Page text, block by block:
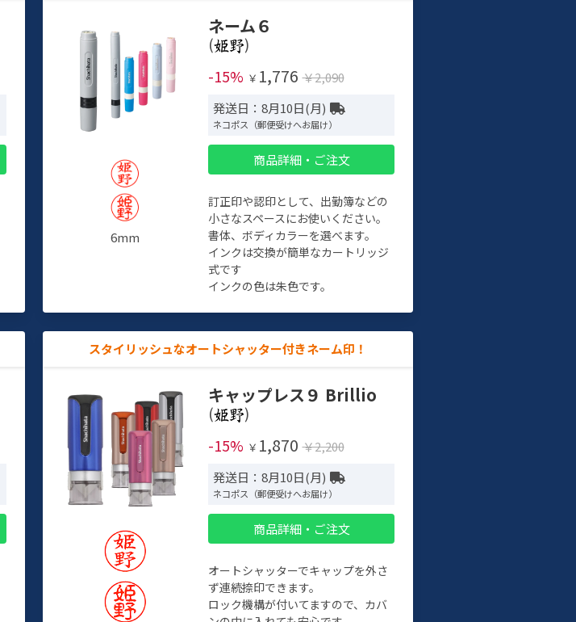
6mm
ネーム６
(
)
-15% ￥ 1,776 ￥2,090
発送日：8月10日(月)
ネコポス（郵便受けへお届け）
商品詳細・ご注文
訂正印や認印として、出勤簿などの
小さなスペースにお使いください。
書体、ボディカラーを選べます。
インクは交換が簡単なカートリッジ
式です
インクの色は朱色です。
スタイリッシュなオートシャッター付きネーム印！
キャップレス９ Brillio
(
)
-15% ￥ 1,870 ￥2,200
発送日：8月10日(月)
ネコポス（郵便受けへお届け）
商品詳細・ご注文
オートシャッターでキャップを外さ
ず連続捺印できます。
ロック機構が付いてますので、カバ